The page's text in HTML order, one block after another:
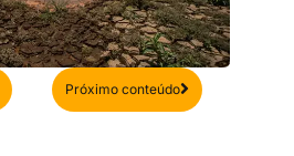
Próximo conteúdoPróximo